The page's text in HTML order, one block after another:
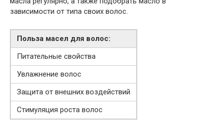
зависимости от типа своих волос.
Польза масел для волос:
Питательные свойства
Увлажнение волос
Защита от внешних воздействий
Стимуляция роста волос